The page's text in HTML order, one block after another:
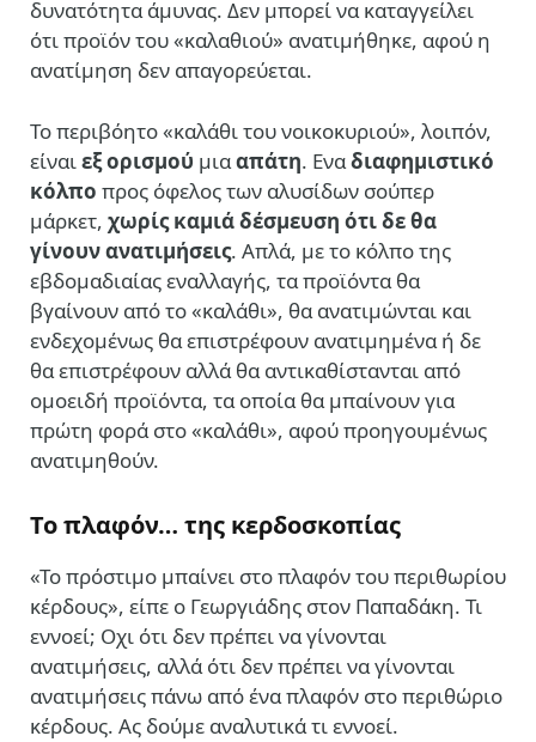
δυνατότητα άμυνας. Δεν μπορεί να καταγγείλει
ότι προϊόν του «καλαθιού» ανατιμήθηκε, αφού η
ανατίμηση δεν απαγορεύεται.
Το περιβόητο «καλάθι του νοικοκυριού», λοιπόν,
είναιεξ ορισμού μιααπάτη. Εναδιαφημιστικό
κόλπο προς όφελος των αλυσίδων σούπερ
μάρκετ, χωρίς καμιά δέσμευση ότι δε θα
γίνουν ανατιμήσεις. Απλά, με το κόλπο της
εβδομαδιαίας εναλλαγής, τα προϊόντα θα
βγαίνουν από το «καλάθι», θα ανατιμώνται και
ενδεχομένως θα επιστρέφουν ανατιμημένα ή δε
θα επιστρέφουν αλλά θα αντικαθίστανται από
ομοειδή προϊόντα, τα οποία θα μπαίνουν για
πρώτη φορά στο «καλάθι», αφού προηγουμένως
ανατιμηθούν.
Το πλαφόν… της κερδοσκοπίας
«Το πρόστιμο μπαίνει στο πλαφόν του περιθωρίου
κέρδους», είπε ο Γεωργιάδης στον Παπαδάκη. Τι
εννοεί; Οχι ότι δεν πρέπει να γίνονται
ανατιμήσεις, αλλά ότι δεν πρέπει να γίνονται
ανατιμήσεις πάνω από ένα πλαφόν στο περιθώριο
κέρδους. Ας δούμε αναλυτικά τι εννοεί.